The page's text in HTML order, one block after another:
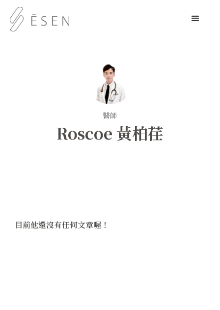
醫師
Roscoe 黃柏荏
目前他還沒有任何文章喔！